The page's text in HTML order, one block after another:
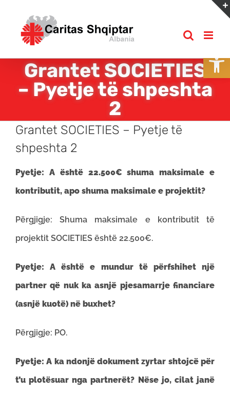
content
Grantet SOCIETIES
– Pyetje të shpeshta
2
Grantet SOCIETIES – Pyetje të
shpeshta 2
Pyetje: A është 22.500€ shuma maksimale e
kontributit, apo shuma maksimale e projektit?
Përgjigje: Shuma maksimale e kontributit të
projektit SOCIETIES është 22.500€.
Pyetje: A është e mundur të përfshihet një
partner që nuk ka asnjë pjesamarrje financiare
(asnjë kuotë) në buxhet?
Përgjigje: PO.
Pyetje: A ka ndonjë dokument zyrtar shtojcë për
t’u plotësuar nga partnerët? Nëse jo, cilat janë